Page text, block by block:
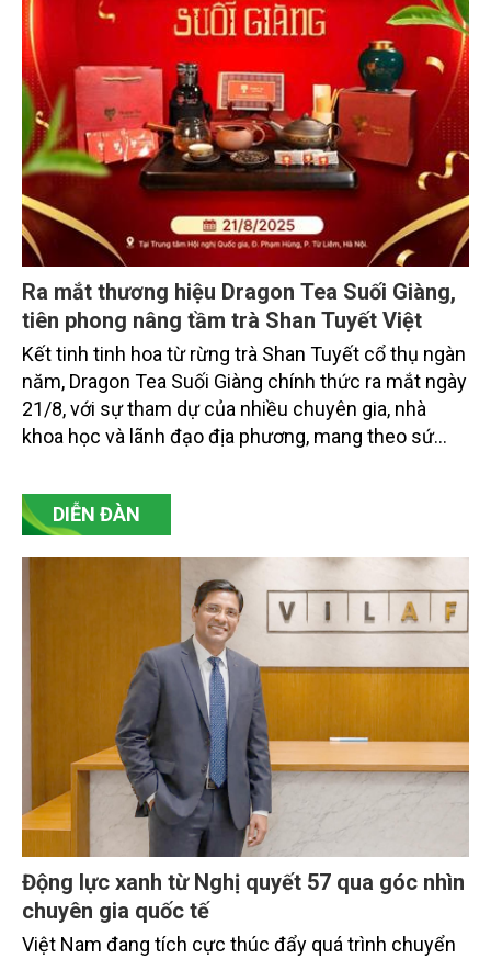
Ra mắt thương hiệu Dragon Tea Suối Giàng,
tiên phong nâng tầm trà Shan Tuyết Việt
Kết tinh tinh hoa từ rừng trà Shan Tuyết cổ thụ ngàn
năm, Dragon Tea Suối Giàng chính thức ra mắt ngày
21/8, với sự tham dự của nhiều chuyên gia, nhà
khoa học và lãnh đạo địa phương, mang theo sứ
mực mới cho trà Việt trên bản đồ thế giới.
DIỄN ĐÀN
Động lực xanh từ Nghị quyết 57 qua góc nhìn
chuyên gia quốc tế
Việt Nam đang tích cực thúc đẩy quá trình chuyển